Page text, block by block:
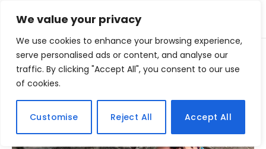
We value your privacy
We use cookies to enhance your browsing experience,
serve personalised ads or content, and analyse our
traffic. By clicking "Accept All", you consent to our use
of cookies.
Customise Reject All Accept All
Home » Posts Tagged "falso"
BROWSING: